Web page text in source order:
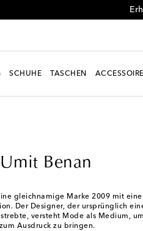
SCHUHE TASCHEN
Umit Benan
gleichnamige Marke 2009 mit
Der Designer, der ursprünglich
versteht Mode als Medium,
Ausdruck zu bringen.